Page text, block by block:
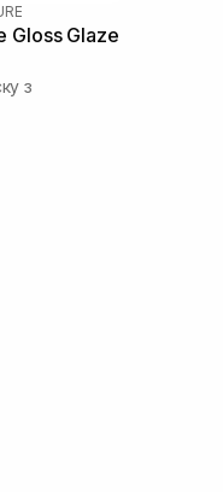
Gloss Glaze
з